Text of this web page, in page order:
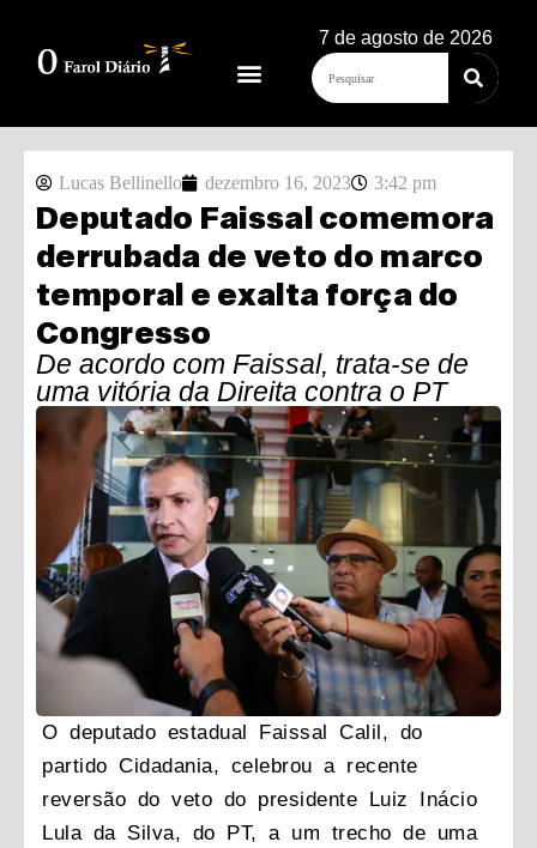
7 de agosto de 2026
Lucas Bellinello dezembro 16, 2023 3:42 pm
Deputado Faissal comemora
derrubada de veto do marco
temporal e exalta força do
Congresso
De acordo com Faissal, trata-se de
uma vitória da Direita contra o PT
O deputado estadual Faissal Calil, do
partido Cidadania, celebrou a recente
reversão do veto do presidente Luiz Inácio
Lula da Silva, do PT, a um trecho de uma